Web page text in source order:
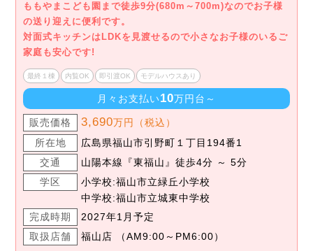
ももやまこども園まで徒歩9分(680m～700m)なのでお子様
の送り迎えに便利です。
対面式キッチンはLDKを見渡せるので小さなお子様のいるご
家庭も安心です!
最終１棟 内覧OK 即引渡OK モデルハウスあり
月々お支払い10万円台～
販売価格 3,690万円（税込）
所在地
広島県福山市引野町１丁目194番1
交通
山陽本線『東福山』徒歩4分 ～ 5分
学区
小学校:福山市立緑丘小学校
中学校:福山市立城東中学校
完成時期
2027年1月予定
取扱店舗
福山店 （AM9:00～PM6:00）